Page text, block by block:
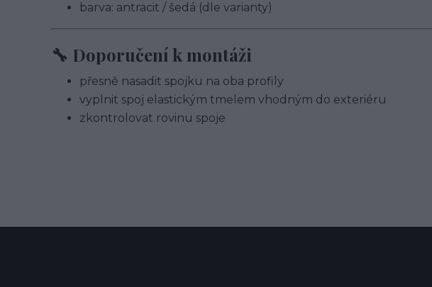
barva: antracit / šedá (dle varianty)
🔧 Doporučení k montáži
přesně nasadit spojku na oba profily
vyplnit spoj elastickým tmelem vhodným do exteriéru
zkontrolovat rovinu spoje